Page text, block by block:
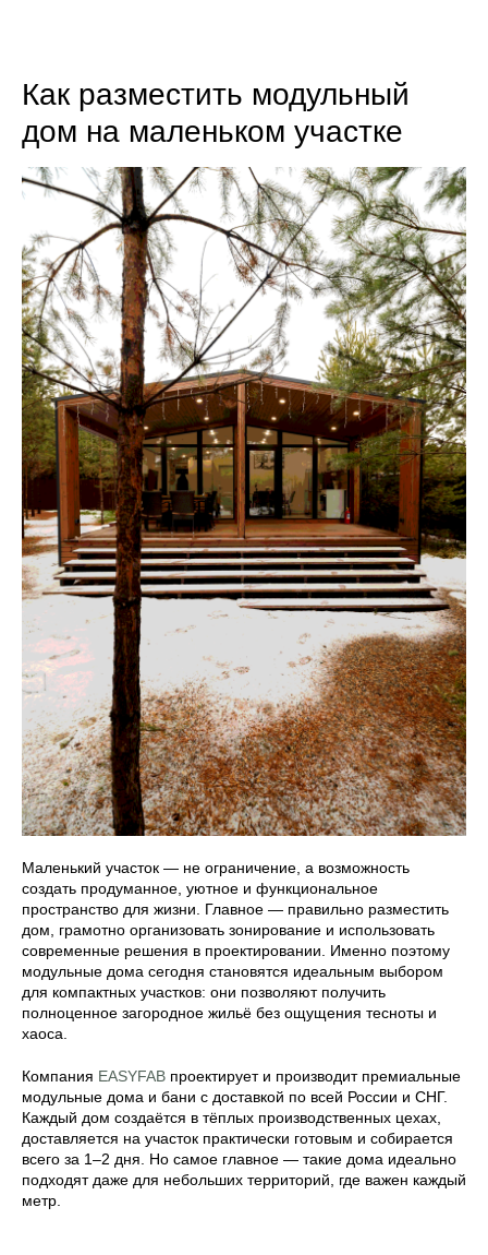
Как разместить модульный
дом на маленьком участке
Маленький участок — не ограничение, а возможность
создать продуманное, уютное и функциональное
пространство для жизни. Главное — правильно разместить
дом, грамотно организовать зонирование и использовать
современные решения в проектировании. Именно поэтому
модульные дома сегодня становятся идеальным выбором
для компактных участков: они позволяют получить
полноценное загородное жильё без ощущения тесноты и
хаоса.
Компания EASYFAB проектирует и производит премиальные
модульные дома и бани с доставкой по всей России и СНГ.
Каждый дом создаётся в тёплых производственных цехах,
доставляется на участок практически готовым и собирается
всего за 1–2 дня. Но самое главное — такие дома идеально
подходят даже для небольших территорий, где важен каждый
метр.